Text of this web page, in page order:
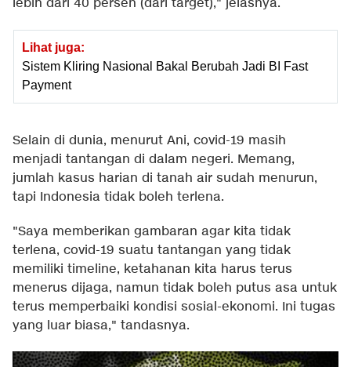
lebih dari 40 persen (dari target)," jelasnya.
Lihat juga:
Sistem Kliring Nasional Bakal Berubah Jadi BI Fast
Payment
Selain di dunia, menurut Ani, covid-19 masih
menjadi tantangan di dalam negeri. Memang,
jumlah kasus harian di tanah air sudah menurun,
tapi Indonesia tidak boleh terlena.
"Saya memberikan gambaran agar kita tidak
terlena, covid-19 suatu tantangan yang tidak
memiliki timeline, ketahanan kita harus terus
menerus dijaga, namun tidak boleh putus asa untuk
terus memperbaiki kondisi sosial-ekonomi. Ini tugas
yang luar biasa," tandasnya.